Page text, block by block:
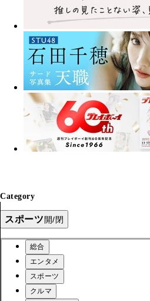
Category
スポーツ開/閉
総合
エンタメ
スポーツ
クルマ